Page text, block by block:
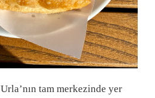
Urla’nın tam merkezinde yer